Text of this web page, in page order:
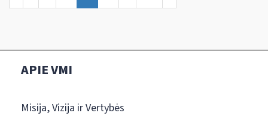
APIE VMI
Misija, Vizija ir Vertybės